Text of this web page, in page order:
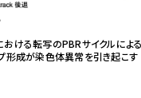
ける転写のPBRサイクルによ
形成が染色体異常を引き起こす